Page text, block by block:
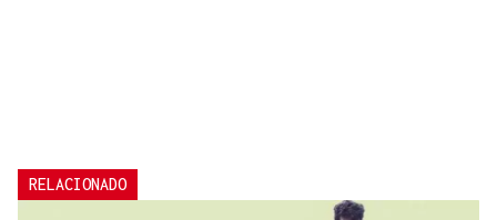
RELACIONADO